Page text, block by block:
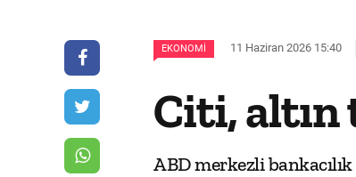
EKONOMI 11 Haziran 2026 15:40
Citi,
ABD merkezli